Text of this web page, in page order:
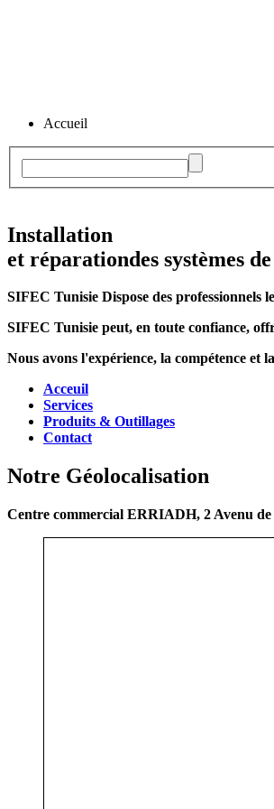
Accueil
Installation
et réparationdes systèmes
SIFEC Tunisie Dispose des professionnels
SIFEC Tunisie peut, en toute confiance,
Nous avons l'expérience, la compétence et
Acceuil
Services
Produits & Outillages
Contact
Notre Géolocalisation
Centre commercial ERRIADH, 2 Avenu